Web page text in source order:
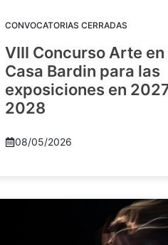
CONVOCATORIAS CERRADAS
VIII Concurso Arte en
Casa Bardin para las
exposiciones en
2028
08/05/2026